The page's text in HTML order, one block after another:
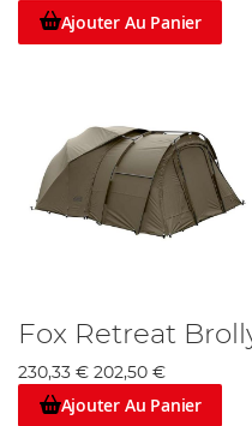
Ajouter Au Panier
Fox Retreat
230,33 € 202,50 €
Ajouter Au Panier